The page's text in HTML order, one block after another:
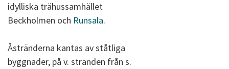
idylliska trähussamhället
Beckholmen och Runsala.
Åstränderna kantas av ståtliga
byggnader, på v. stranden från s.